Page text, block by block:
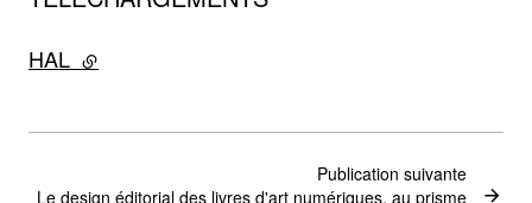
HAL - lien externe
Publication suivante
Le design éditorial des livres d'art numériques, au prisme